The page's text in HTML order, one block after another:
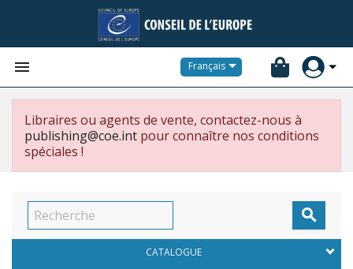
 Français
Libraires ou agents de vente, contactez-nous à
publishing@coe.int pour connaître nos conditions
spéciales !

CATALOGUE